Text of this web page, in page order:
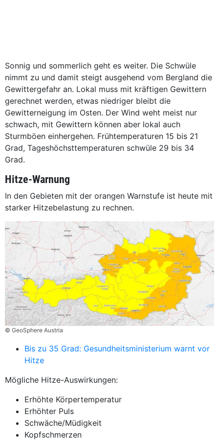
Sonnig und sommerlich geht es weiter. Die Schwüle
nimmt zu und damit steigt ausgehend vom Bergland die
Gewittergefahr an. Lokal muss mit kräftigen Gewittern
gerechnet werden, etwas niedriger bleibt die
Gewitterneigung im Osten. Der Wind weht meist nur
schwach, mit Gewittern können aber lokal auch
Sturmböen einhergehen. Frühtemperaturen 15 bis 21
Grad, Tageshöchsttemperaturen schwüle 29 bis 34
Grad.
Hitze-Warnung
In den Gebieten mit der orangen Warnstufe ist heute mit
starker Hitzebelastung zu rechnen.
© GeoSphere Austria
Bis zu 35 Grad: Gesundheitsministerium warnt vor
Hitze
Mögliche Hitze-Auswirkungen:
Erhöhte Körpertemperatur
Erhöhter Puls
Schwäche/Müdigkeit
Kopfschmerzen